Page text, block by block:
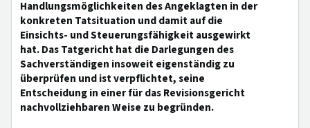
Handlungsmöglichkeiten des Angeklagten in der
konkreten Tatsituation und damit auf die
Einsichts- und Steuerungsfähigkeit ausgewirkt
hat. Das Tatgericht hat die Darlegungen des
Sachverständigen insoweit eigenständig zu
überprüfen und ist verpflichtet, seine
Entscheidung in einer für das Revisionsgericht
nachvollziehbaren Weise zu begründen.